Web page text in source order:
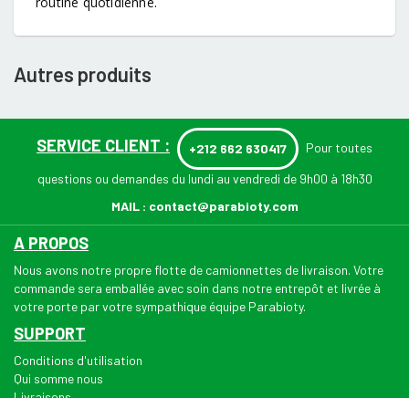
Autres produits
SERVICE CLIENT : +212 662 630417 Pour toutes
questions ou demandes du lundi au vendredi de 9h00 à 18h30
MAIL : contact@parabioty.com
A PROPOS
Nous avons notre propre flotte de camionnettes de livraison. Votre
commande sera emballée avec soin dans notre entrepôt et livrée à
votre porte par votre sympathique équipe Parabioty.
SUPPORT
Conditions d'utilisation
Qui somme nous